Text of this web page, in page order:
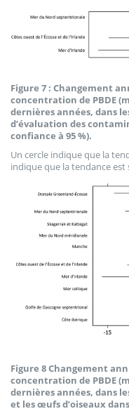
Figure 7 : Changement
concentration de PBDE
dernières années, dans
d’évaluation des
confiance à 95 %).
Un cercle indique que la
indique que la tendance est
Figure 8 Changement
concentration de PBDE
dernières années, dans
et les œufs d’oiseaux